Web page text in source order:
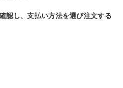
認し、支払い方法を選び注文する